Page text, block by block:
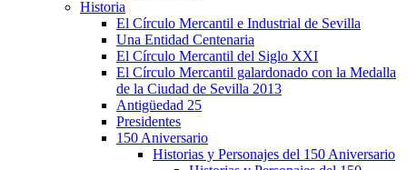
Historia
El Círculo Mercantil e Industrial de Sevilla
Una Entidad Centenaria
El Círculo Mercantil del Siglo XXI
El Círculo Mercantil galardonado con la Medalla
de la Ciudad de Sevilla 2013
Antigüedad 25
Presidentes
150 Aniversario
Historias y Personajes del 150 Aniversario